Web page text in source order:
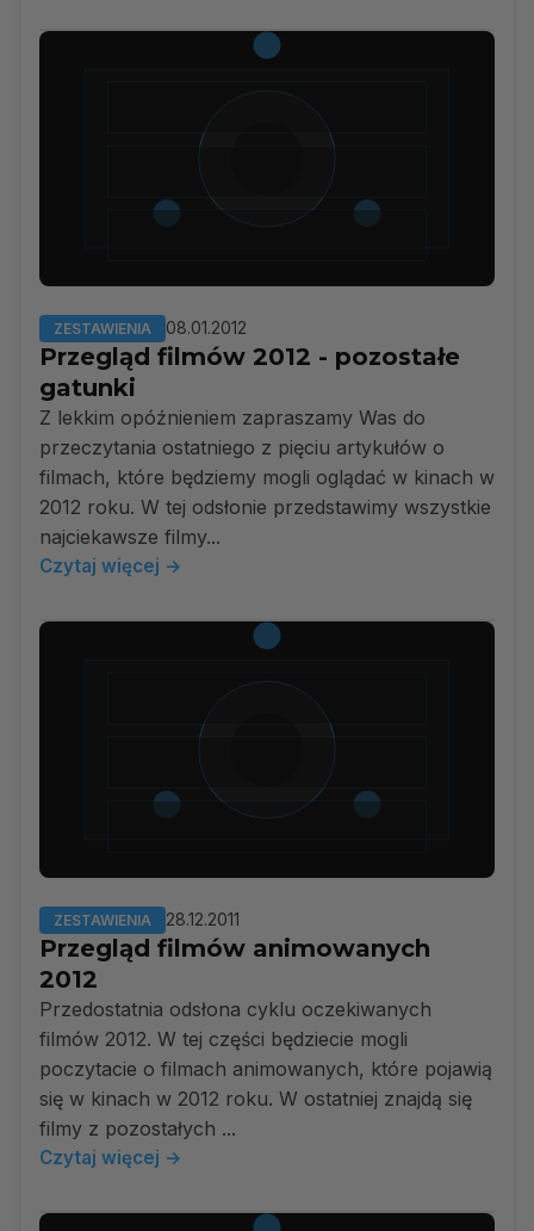
ZESTAWIENIA 08.01.2012
Przegląd filmów 2012 - pozostałe
gatunki
Z lekkim opóźnieniem zapraszamy Was do
przeczytania ostatniego z pięciu artykułów o
filmach, które będziemy mogli oglądać w kinach w
2012 roku. W tej odsłonie przedstawimy wszystkie
najciekawsze filmy...
Czytaj więcej →
ZESTAWIENIA 28.12.2011
Przegląd filmów animowanych
2012
Przedostatnia odsłona cyklu oczekiwanych
filmów 2012. W tej części będziecie mogli
poczytacie o filmach animowanych, które pojawią
się w kinach w 2012 roku. W ostatniej znajdą się
filmy z pozostałych ...
Czytaj więcej →